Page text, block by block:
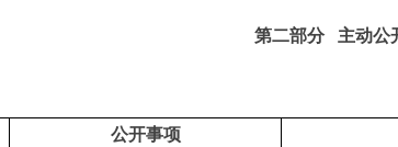
第二部分 主动公
公开事项